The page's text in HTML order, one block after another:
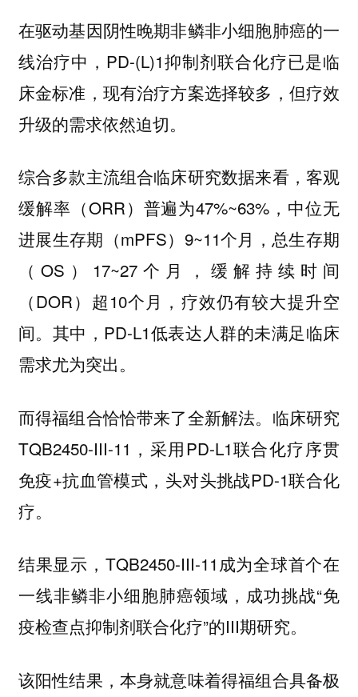
在驱动基因阴性晚期非鳞非小细胞肺癌的一
线治疗中，PD-(L)1抑制剂联合化疗已是临
床金标准，现有治疗方案选择较多，但疗效
升级的需求依然迫切。
综合多款主流组合临床研究数据来看，客观
缓解率（ORR）普遍为47%~63%，中位无
进展生存期（mPFS）9~11个月，总生存期
（OS）17~27个月，缓解持续时间
（DOR）超10个月，疗效仍有较大提升空
间。其中，PD-L1低表达人群的未满足临床
需求尤为突出。
而得福组合恰恰带来了全新解法。临床研究
TQB2450-III-11，采用PD-L1联合化疗序贯
免疫+抗血管模式，头对头挑战PD-1联合化
疗。
结果显示，TQB2450-III-11成为全球首个在
一线非鳞非小细胞肺癌领域，成功挑战“免
疫检查点抑制剂联合化疗”的III期研究。
该阳性结果，本身就意味着得福组合具备极